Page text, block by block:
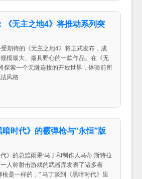
无主之地4》将推动系列突
期待的《无主之地4》将正式发布，成
模最大、最具野心的一款作品。在《无
探索一个无缝连接的开放世界，体验前所
风格
暗时代》的霰弹枪与“永恒”版
》的总监雨果·马丁和制作人马蒂·斯特拉
人称射击游戏的武器库发表了诸多看
枪是一样的，” 马丁谈到《黑暗时代》里